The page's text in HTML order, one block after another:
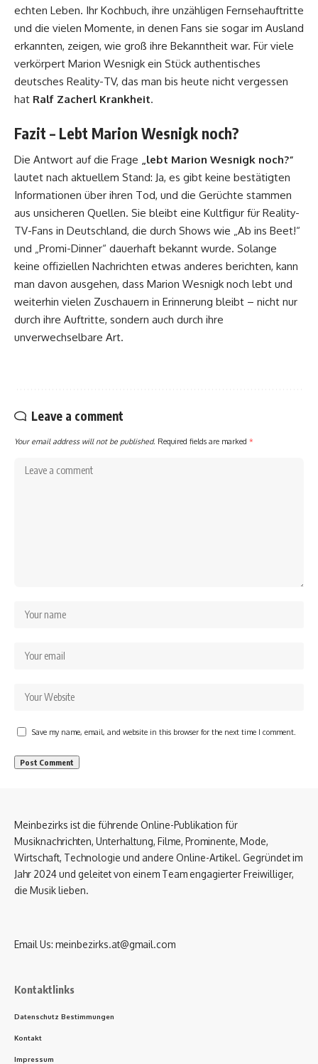
echten Leben. Ihr Kochbuch, ihre unzähligen Fernsehauftritte
und die vielen Momente, in denen Fans sie sogar im Ausland
erkannten, zeigen, wie groß ihre Bekanntheit war. Für viele
verkörpert Marion Wesnigk ein Stück authentisches
deutsches Reality-TV, das man bis heute nicht vergessen
hat Ralf Zacherl Krankheit.
Fazit – Lebt Marion Wesnigk noch?
Die Antwort auf die Frage
„lebt Marion Wesnigk noch?“
lautet nach aktuellem Stand: Ja, es gibt keine bestätigten
Informationen über ihren Tod, und die Gerüchte stammen
aus unsicheren Quellen. Sie bleibt eine Kultfigur für Reality-
TV-Fans in Deutschland, die durch Shows wie „Ab ins Beet!“
und „Promi-Dinner“ dauerhaft bekannt wurde. Solange
keine offiziellen Nachrichten etwas anderes berichten, kann
man davon ausgehen, dass Marion Wesnigk noch lebt und
weiterhin vielen Zuschauern in Erinnerung bleibt – nicht nur
durch ihre Auftritte, sondern auch durch ihre
unverwechselbare Art.
Leave a comment
Your email address will not be published. Required fields are marked *
Save my name, email, and website in this browser for the next time I comment.
Meinbezirks ist die führende Online-Publikation für
Musiknachrichten, Unterhaltung, Filme, Prominente, Mode,
Wirtschaft, Technologie und andere Online-Artikel. Gegründet im
Jahr 2024 und geleitet von einem Team engagierter Freiwilliger,
die Musik lieben.
Email Us: meinbezirks.at@gmail.com
Kontaktlinks
Datenschutz Bestimmungen
Kontakt
Impressum